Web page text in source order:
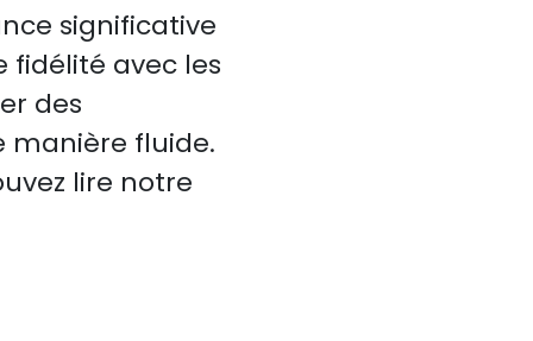
significative
fidélité avec les
des
manière fluide.
lire notre